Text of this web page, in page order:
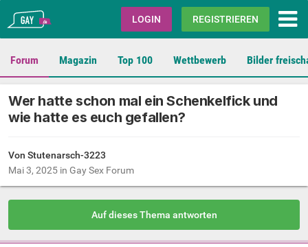
Gay.de LOGIN REGISTRIEREN
Forum Magazin Top 100 Wettbewerb Bilder
Wer hatte schon mal ein Schenkelfick und
wie hatte es euch gefallen?
Von Stutenarsch-3223
Mai 3, 2025 in Gay Sex Forum
Auf dieses Thema antworten